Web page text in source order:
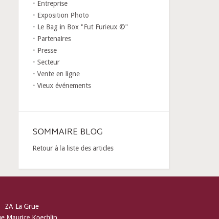
Entreprise
Exposition Photo
Le Bag in Box "Fut Furieux ©"
Partenaires
Presse
Secteur
Vente en ligne
Vieux événements
SOMMAIRE BLOG
Retour à la liste des articles
ZA La Grue